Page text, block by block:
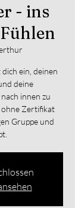
- ins
ein, deinen
deine
innen zu
ohne Zertifikat
Gruppe und